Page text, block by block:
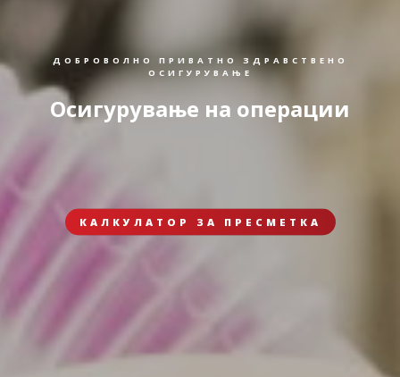
ДОБРОВОЛНО ПРИВАТНО ЗДРАВСТВЕНО
ОСИГУРУВАЊЕ
Осигурување на операции
КАЛКУЛАТОР ЗА ПРЕСМЕТКА